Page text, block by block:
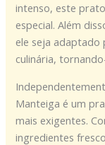
intenso, este
especial. Além
ele seja adaptado
culinária,
Manteiga é um
mais exigentes.
ingredientes